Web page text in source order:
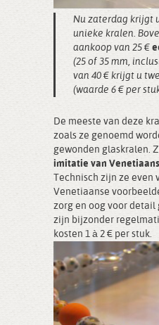
Nu zaterdag krijgt
unieke kralen.
aankoop van 25 €
(25 of 35 mm,
van 40 € krijgt u
(waarde 6 € per
De meeste van deze
zoals ze genoemd
gewonden glaskralen.
imitatie van
Technisch zijn ze
Venetiaanse
zorg en oog voor detail
zijn bijzonder
kosten 1 à 2 € per stuk.